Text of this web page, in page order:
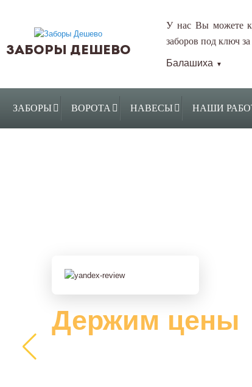
ЗАБОРЫ ДЕШЕВО
У нас Вы можете
заборов под ключ за
Балашиха ▼
ЗАБОРЫ ВОРОТА НАВЕСЫ НАШИ
Держим цены